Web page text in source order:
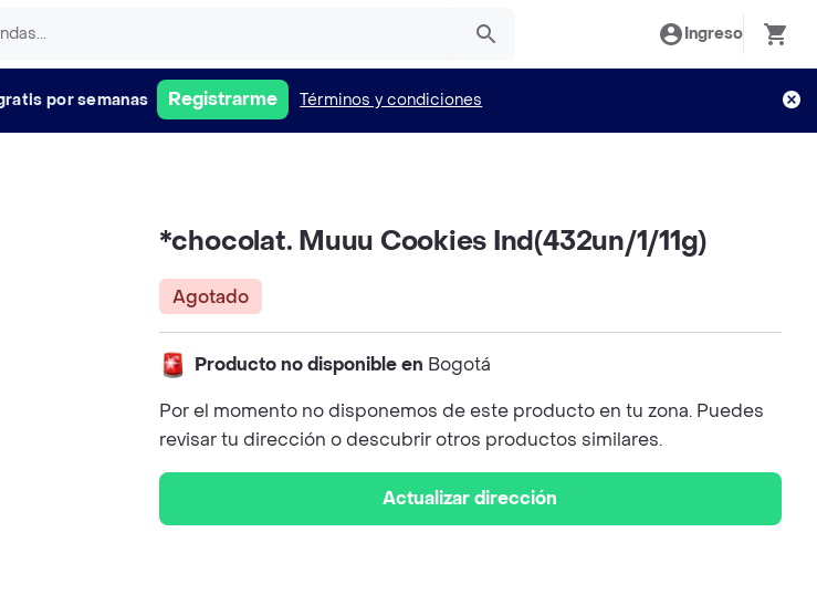
Ingreso
por semanas Registrarme Términos y condiciones
*chocolat. Muuu Cookies Ind(432un/1/11g)
Agotado
Producto no disponible en Bogotá
Por el momento no disponemos de este producto en tu zona. Puedes
revisar tu dirección o descubrir otros productos similares.
Actualizar dirección